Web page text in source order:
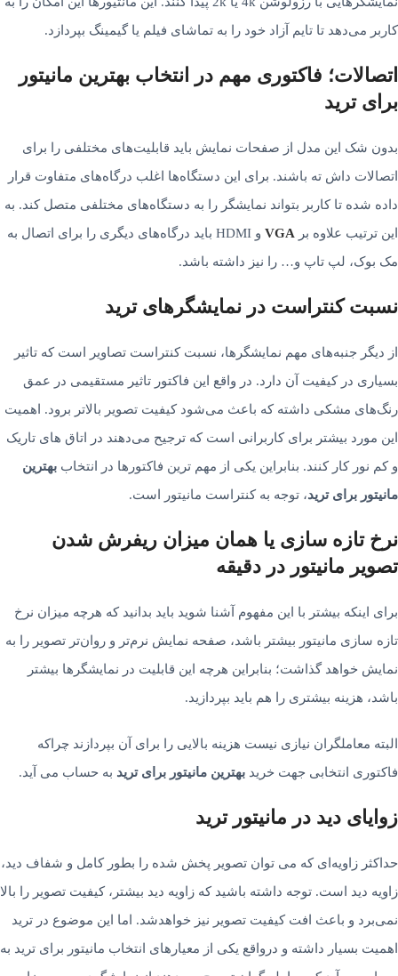
کاربر می­‌دهد تا تایم آزاد خود را به تماشای فیلم یا گیمینگ بپردازد.
اتصالات؛ فاکتوری مهم در انتخاب بهترین مانیتور
برای ترید
بدون شک این مدل از صفحات نمایش باید قابلیت­‌های مختلفی را برای
اتصالات داش ته باشند. برای این دستگاه‌­ها اغلب درگاه‌­های متفاوت قرار
داده شده تا کاربر بتواند نمایشگر را به دستگاه‌­های مختلفی متصل کند. به
این ترتیب علاوه بر VGA
و HDMI باید درگاه­‌های دیگری را برای اتصال به
مک بوک، لپ تاپ و… را نیز داشته باشد.
نسبت کنتراست در نمایشگرهای ترید
از دیگر جنبه‌­های مهم نمایشگرها، نسبت کنتراست تصاویر است که تاثیر
بسیاری در کیفیت آن دارد. در واقع این فاکتور تاثیر مستقیمی در عمق
رنگ‌­های مشکی داشته که باعث می­‌شود کیفیت تصویر بالاتر برود. اهمیت
این مورد بیشتر برای کاربرانی است که ترجیح می‌­دهند در اتاق های تاریک
و کم نور کار کنند. بنابراین یکی از مهم ترین فاکتورها در انتخاب بهترین
مانیتور برای ترید، توجه به کنتراست مانیتور است.
نرخ تازه سازی یا همان میزان ریفرش شدن
تصویر مانیتور در دقیقه
برای اینکه بیشتر با این مفهوم آشنا شوید باید بدانید که هرچه میزان نرخ
تازه­ سازی مانیتور بیشتر باشد، صفحه نمایش نرم‌­تر و روان­‌تر تصویر را به
نمایش خواهد گذاشت؛ بنابراین هرچه این قابلیت در نمایشگرها بیشتر
باشد، هزینه بیشتری را هم باید بپردازید.
البته معاملگران نیازی نیست هزینه بالایی را برای آن بپردازند چراکه
فاکتوری انتخابی جهت خرید بهترین مانیتور برای ترید به حساب می آید.
زوایای دید در مانیتور ترید
حداکثر زاویه‌­ای که می توان تصویر پخش شده را بطور کامل و شفاف دید،
زاویه دید است. توجه داشته باشید که زاویه دید بیشتر، کیفیت تصویر را بالا
نمی‌­برد و باعث افت کیفیت تصویر نیز خواهدشد. اما این موضوع در ترید
اهمیت بسیار داشته و درواقع یکی از معیارهای انتخاب مانیتور برای ترید به